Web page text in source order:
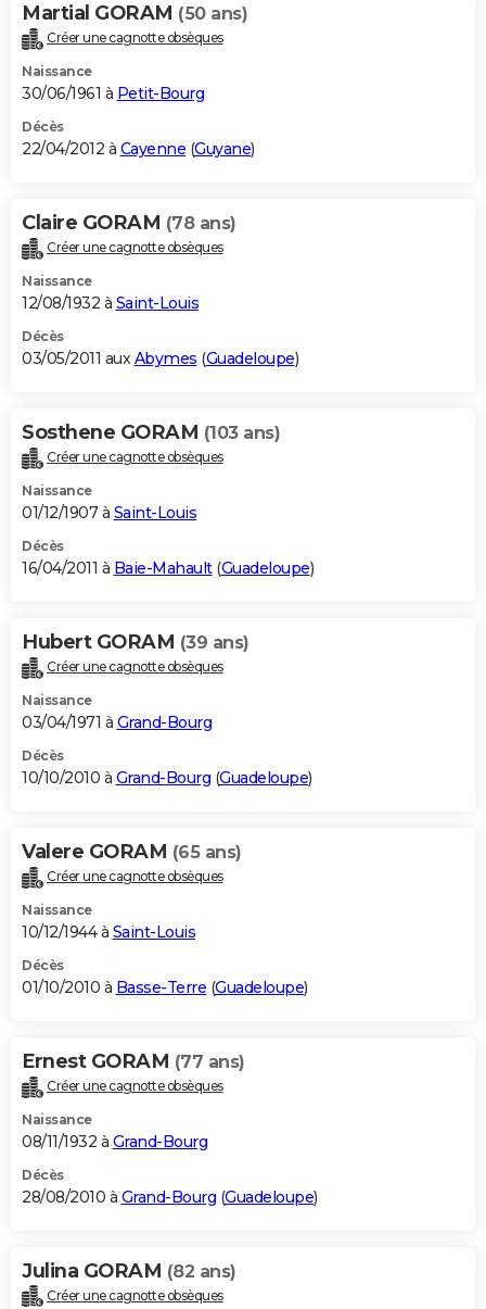
Martial GORAM (50 ans)
Créer une cagnotte obsèques
Naissance
30/06/1961 à Petit-Bourg
Décès
22/04/2012 à Cayenne (Guyane)
Claire GORAM (78 ans)
Créer une cagnotte obsèques
Naissance
12/08/1932 à Saint-Louis
Décès
03/05/2011 auxAbymes (Guadeloupe)
Sosthene GORAM (103 ans)
Créer une cagnotte obsèques
Naissance
01/12/1907 à Saint-Louis
Décès
16/04/2011 à Baie-Mahault(Guadeloupe)
Hubert GORAM (39 ans)
Créer une cagnotte obsèques
Naissance
03/04/1971 à Grand-Bourg
Décès
10/10/2010 à Grand-Bourg (Guadeloupe)
Valere GORAM (65 ans)
Créer une cagnotte obsèques
Naissance
10/12/1944 à Saint-Louis
Décès
01/10/2010 à Basse-Terre (Guadeloupe)
Ernest GORAM (77 ans)
Créer une cagnotte obsèques
Naissance
08/11/1932 à Grand-Bourg
Décès
28/08/2010 à Grand-Bourg (Guadeloupe)
Julina GORAM (82 ans)
Créer une cagnotte obsèques